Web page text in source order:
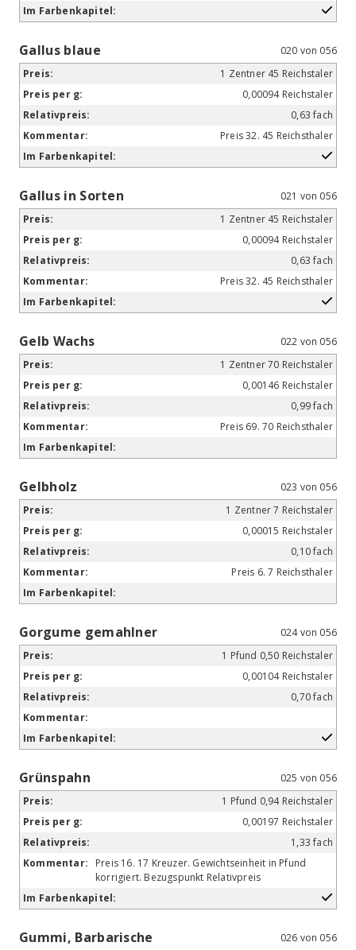
Gallus blaue
020 von 056
1 Zentner 45 Reichstaler
0,00094 Reichstaler
0,63 fach
Preis 32. 45 Reichsthaler
Gallus in Sorten
021 von 056
1 Zentner 45 Reichstaler
0,00094 Reichstaler
0,63 fach
Preis 32. 45 Reichsthaler
Gelb Wachs
022 von 056
1 Zentner 70 Reichstaler
0,00146 Reichstaler
0,99 fach
Preis 69. 70 Reichsthaler
Gelbholz
023 von 056
1 Zentner 7 Reichstaler
0,00015 Reichstaler
0,10 fach
Preis 6. 7 Reichsthaler
Gorgume gemahlner
024 von 056
1 Pfund 0,50 Reichstaler
0,00104 Reichstaler
0,70 fach
Grünspahn
025 von 056
1 Pfund 0,94 Reichstaler
0,00197 Reichstaler
1,33 fach
Preis 16. 17 Kreuzer. Gewichtseinheit in Pfund
korrigiert. Bezugspunkt Relativpreis
Gummi, Barbarische 026 von 056